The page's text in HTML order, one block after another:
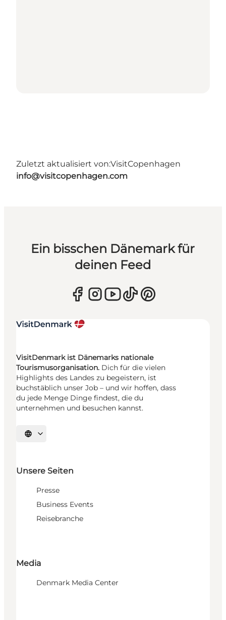
Zuletzt aktualisiert von:VisitCopenhagen
info@visitcopenhagen.com
Ein bisschen Dänemark für
deinen Feed
VisitDenmark ist Dänemarks nationale
Tourismusorganisation. Dich für die vielen
Highlights des Landes zu begeistern, ist
buchstäblich unser Job – und wir hoffen, dass
du jede Menge Dinge findest, die du
unternehmen und besuchen kannst.
Sprache auswählen
Unsere Seiten
Presse
Business Events
Reisebranche
Media
Denmark Media Center